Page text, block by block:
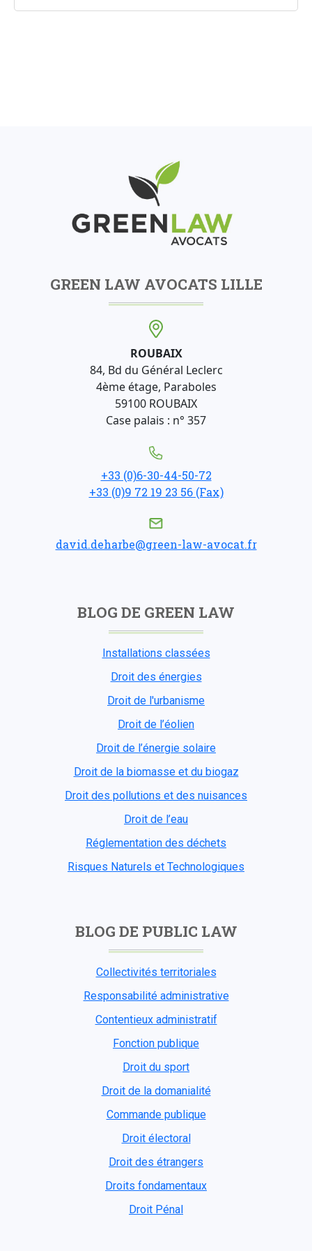
GREEN LAW AVOCATS LILLE
ROUBAIX
84, Bd du Général Leclerc
4ème étage, Paraboles
59100 ROUBAIX
Case palais : n° 357
+33 (0)6-30-44-50-72
+33 (0)9 72 19 23 56 (Fax)
david.deharbe@green-law-avocat.fr
BLOG DE GREEN LAW
Installations classées
Droit des énergies
Droit de l'urbanisme
Droit de l’éolien
Droit de l’énergie solaire
Droit de la biomasse et du biogaz
Droit des pollutions et des nuisances
Droit de l’eau
Réglementation des déchets
Risques Naturels et Technologiques
BLOG DE PUBLIC LAW
Collectivités territoriales
Responsabilité administrative
Contentieux administratif
Fonction publique
Droit du sport
Droit de la domanialité
Commande publique
Droit électoral
Droit des étrangers
Droits fondamentaux
Droit Pénal